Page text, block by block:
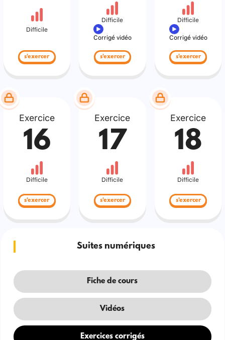
Difficile
s'exercer
Difficile
Corrigé vidéo
s'exercer
Difficile
Corrigé vidéo
s'exercer
Exercice
16
Difficile
s'exercer
Exercice
17
Difficile
s'exercer
Exercice
18
Difficile
s'exercer
Suites numériques
Fiche de cours
Vidéos
Exercices corrigés